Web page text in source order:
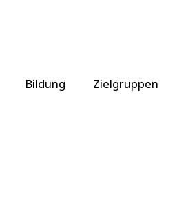
Bildung Zielgruppen